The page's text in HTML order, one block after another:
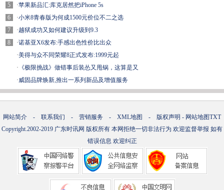
5
6
7
8
·苹果新品汇:库克居然把iPhone 5s
·小米8青春版为何成1500元价位不二之选
·越狱成功又如何建议升级到9.3
·诺基亚X6发布:手感出色性价比出众
·美得与众不同荣耀8正式发布:1999元起
· 《极限挑战》做错事后装怂又甩锅，这算是又
·威固品牌焕新,推出一系列新品及增值服务
网站简介 - 联系我们 - 营销服务 - XML地图 - 版权声明 - 网站地图TXT
Copyright.2002-2019 广东时讯网 版权所有 本网拒绝一切非法行为 欢迎监督举报 如有
错误信息 欢迎纠正